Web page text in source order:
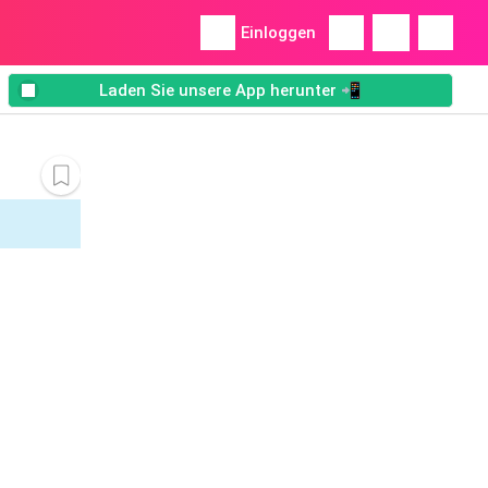
Einloggen
Laden Sie unsere App herunter 📲